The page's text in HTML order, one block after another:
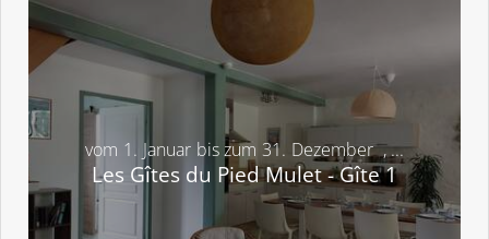
vom 1. Januar bis zum 31. Dezember ,...
Les Gîtes du Pied Mulet - Gîte 1